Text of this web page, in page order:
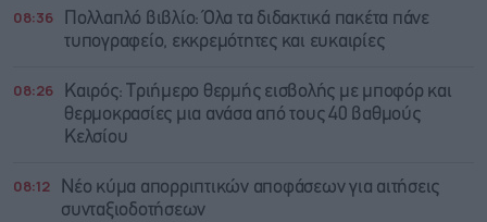
08:36
Πολλαπλό βιβλίο: Όλα τα διδακτικά πακέτα πάνε
τυπογραφείο, εκκρεμότητες και ευκαιρίες
08:26
Καιρός: Τριήμερο θερμής εισβολής με μποφόρ και
θερμοκρασίες μια ανάσα από τους 40 βαθμούς
Κελσίου
08:12
Νέο κύμα απορριπτικών αποφάσεων για αιτήσεις
συνταξιοδοτήσεων